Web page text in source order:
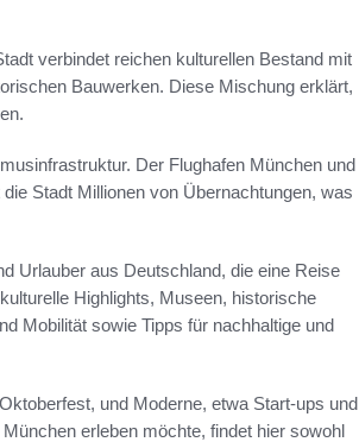
verbindet reichen kulturellen Bestand mit
Bauwerken. Diese Mischung erklärt,
Der Flughafen München und
Stadt Millionen von Übernachtungen, was
Urlauber aus Deutschland, die eine Reise
Highlights, Museen, historische
Mobilität sowie Tipps für nachhaltige und
und Moderne, etwa Start-ups und
erleben möchte, findet hier sowohl